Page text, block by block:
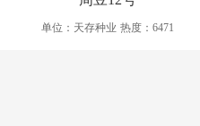
单位：天存种业 热度：6471